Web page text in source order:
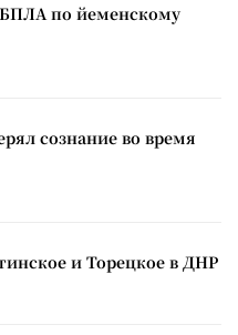
по йеменскому
сознание во время
и Торецкое в ДНР